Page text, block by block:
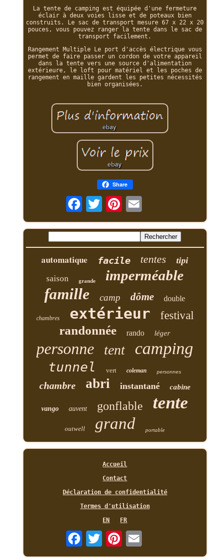
La tente de camping est équipée d'une fermeture
éclair à deux voies lisse et de poteaux bien
construits. Le sac de transport mesure 67 x 22 x 20
pouces, vous pouvez ranger la tente dans le sac de
transport facilement.
Rangement Multiple Le port d'accès électrique vous
permet de faire passer un cordon de votre appareil
dans la tente vers une source d'alimentation
extérieure, le loft pour matériel et les poches de
rangement en maille gardent les petites nécessités
bien organisées.
Share
automatique facile tentes tipi
saison grande imperméable
famille camp dôme double
chambres extérieur festival
randonnée rando léger
personne tent camping
tunnel vert coleman personnes
chambre abri instantané cabine
vango auvent gonflable tente
outwell grand portable
Accueil
Contact
Déclaration de confidentialité
Termes d'utilisation
EN
FR